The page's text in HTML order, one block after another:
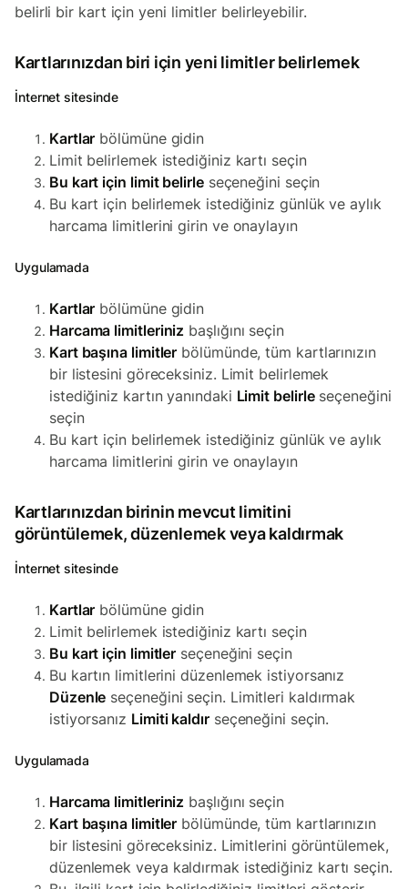
belirli bir kart için yeni limitler belirleyebilir.
Kartlarınızdan biri için yeni limitler belirlemek
İnternet sitesinde
Kartlar bölümüne gidin
Limit belirlemek istediğiniz kartı seçin
Bu kart için limit belirleseçeneğini seçin
Bu kart için belirlemek istediğiniz günlük ve aylık
harcama limitlerini girin ve onaylayın
Uygulamada
Kartlar bölümüne gidin
Harcama limitleriniz başlığını seçin
Kart başına limitler bölümünde, tüm kartlarınızın
bir listesini göreceksiniz. Limit belirlemek
istediğiniz kartın yanındaki Limit belirleseçeneğini
seçin
Bu kart için belirlemek istediğiniz günlük ve aylık
harcama limitlerini girin ve onaylayın
Kartlarınızdan birinin mevcut limitini
görüntülemek, düzenlemek veya kaldırmak
İnternet sitesinde
Kartlar bölümüne gidin
Limit belirlemek istediğiniz kartı seçin
Bu kart için limitler seçeneğini seçin
Bu kartın limitlerini düzenlemek istiyorsanız
Düzenle seçeneğini seçin. Limitleri kaldırmak
istiyorsanız Limiti kaldırseçeneğini seçin.
Uygulamada
Harcama limitleriniz başlığını seçin
Kart başına limitler bölümünde, tüm kartlarınızın
bir listesini göreceksiniz. Limitlerini görüntülemek,
düzenlemek veya kaldırmak istediğiniz kartı seçin.